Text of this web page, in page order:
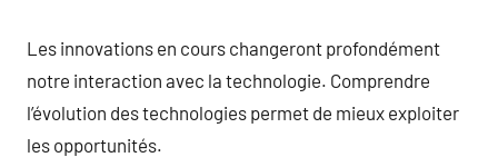
Les innovations en cours changeront profondément
notre interaction avec la technologie. Comprendre
l’évolution des technologies permet de mieux exploiter
les opportunités.